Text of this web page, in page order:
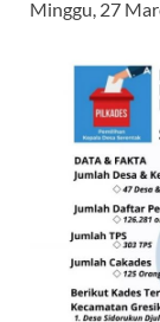
Minggu, 27